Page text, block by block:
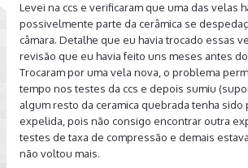
cidade estava fazendo 10, otimo , abasteci
a podium da BR,l.....chegando aqui coloquei
misturando com os ainda tinha , vi que
pouca média 7 a 8 cidade 14 a 15
melhor da cidade não tenho oq reclamar
outros carros. Achei estranho esperei
fui na cidade ao lado e coloquei a vpower,
pior de média , desde q comprei percebo
está um pouco mais lerdo que o antigo que
não sei é pq estou ressabiado , mas parece
Levei na ccs e verificaram que uma das velas
possivelmente parte da cerâmica se
câmara. Detalhe que eu havia trocado essas
revisão que eu havia feito uns meses antes
Trocaram por uma vela nova, o problema
tempo nos testes da ccs e depois sumiu
algum resto da ceramica quebrada tenha sido
expelida, pois não consigo encontrar outra
testes de taxa de compressão e demais
não voltou mais.